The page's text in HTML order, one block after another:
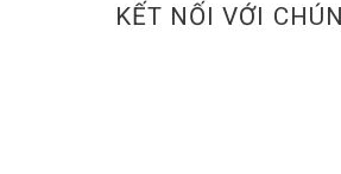
KẾT NỐI VỚI